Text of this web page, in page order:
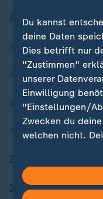
Aktuell bei
Zuletzt veröffentlicht
Aktuelle Sendungs-
ZDFheute Stories
Themen im
ZDFheute Apps
Du kannst
deine Daten
Dies betrifft nur
"Zustimmen"
unserer
Einwilligung
"Einstellungen/
Zwecken du
welchen nicht.
Hier findest du